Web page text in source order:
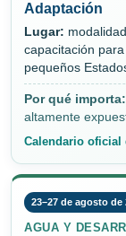
Adaptación
Lugar:
capacitación
pequeños
Por qué importa:
altamente
Calendario oficial
23–27 de agosto de
AGUA Y